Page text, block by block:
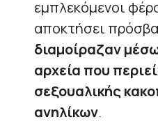
εμπλεκόμενοι
αποκτήσει
διαμοίραζαν
αρχεία που
σεξουαλικής
ανηλίκων.